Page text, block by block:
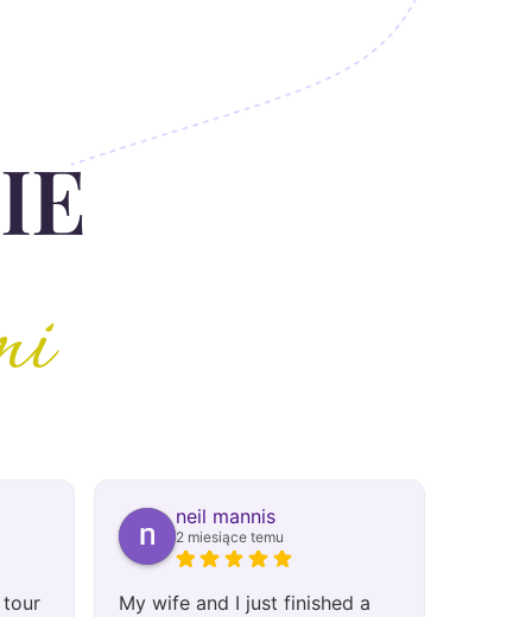
tour
neil mannis
2 miesiące temu
My wife and I just finished a